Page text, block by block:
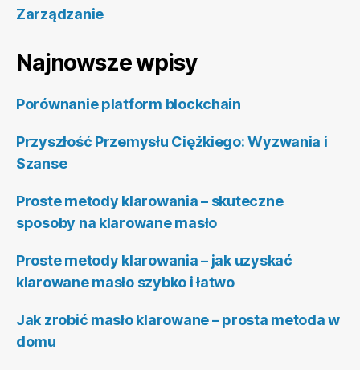
Zarządzanie
Najnowsze wpisy
Porównanie platform blockchain
Przyszłość Przemysłu Ciężkiego: Wyzwania i
Szanse
Proste metody klarowania – skuteczne
sposoby na klarowane masło
Proste metody klarowania – jak uzyskać
klarowane masło szybko i łatwo
Jak zrobić masło klarowane – prosta metoda w
domu